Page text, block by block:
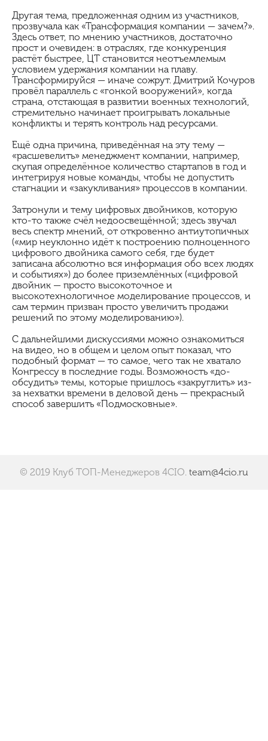
Другая тема, предложенная одним из участников,
прозвучала как «Трансформация компании — зачем?».
Здесь ответ, по мнению участников, достаточно
прост и очевиден: в отраслях, где конкуренция
растёт быстрее, ЦТ становится неотъемлемым
условием удержания компании на плаву.
Трансформируйся — иначе сожрут. Дмитрий Кочуров
провёл параллель с «гонкой вооружений», когда
страна, отстающая в развитии военных технологий,
стремительно начинает проигрывать локальные
конфликты и терять контроль над ресурсами.
Ещё одна причина, приведённая на эту тему —
«расшевелить» менеджмент компании, например,
скупая определённое количество стартапов в год и
интегрируя новые команды, чтобы не допустить
стагнации и «закукливания» процессов в компании.
Затронули и тему цифровых двойников, которую
кто-то также счёл недоосвещённой; здесь звучал
весь спектр мнений, от откровенно антиутопичных
(«мир неуклонно идёт к построению полноценного
цифрового двойника самого себя, где будет
записана абсолютно вся информация обо всех людях
и событиях») до более приземлённых («цифровой
двойник — просто высокоточное и
высокотехнологичное моделирование процессов, и
сам термин призван просто увеличить продажи
решений по этому моделированию»).
С дальнейшими дискуссиями можно ознакомиться
на видео, но в общем и целом опыт показал, что
подобный формат — то самое, чего так не хватало
Конгрессу в последние годы. Возможность «до-
обсудить» темы, которые пришлось «закруглить» из-
за нехватки времени в деловой день — прекрасный
способ завершить «Подмосковные».
© 2019 Клуб ТОП-Менеджеров 4CIO. team@4cio.ru